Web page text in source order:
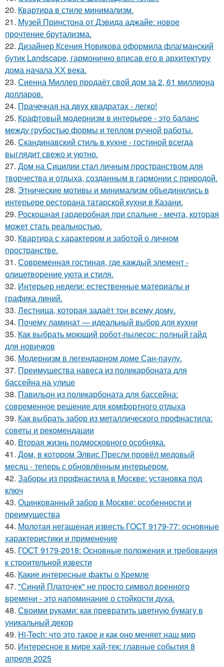
20. Квартира в стиле минимализм.
21. Музей Принстона от Дэвида аджайе: новое
прочтение брутализма.
22. Дизайнер Ксения Новикова оформила флагманский
бутик Landscape, гармонично вписав его в архитектуру
дома начала ХХ века.
23. Сиенна Миллер продаёт свой дом за 2, 61 миллиона
долларов.
24. Прачечная на двух квадратах - легко!
25. Крафтовый модернизм в интерьере - это баланс
между грубостью формы и теплом ручной работы.
26. Скандинавский стиль в кухне - гостиной всегда
выглядит свежо и уютно.
27. Дом на Сицилии стал личным пространством для
творчества и отдыха, созданным в гармонии с природой.
28. Этнические мотивы и минимализм объединились в
интерьере ресторана татарской кухни в Казани.
29. Роскошная гардеробная при спальне - мечта, которая
может стать реальностью.
30. Квартира с характером и заботой о личном
пространстве.
31. Современная гостиная, где каждый элемент -
олицетворение уюта и стиля.
32. Интерьер недели: естественные материалы и
графика линий.
33. Лестница, которая задаёт тон всему дому.
34. Почему ламинат — идеальный выбор для кухни
35. Как выбрать моющий робот-пылесос: полный гайд
для новичков
36. Модернизм в легендарном доме Сан-паулу.
37. Преимущества навеса из поликарбоната для
бассейна на улице
38. Павильон из поликарбоната для бассейна:
современное решение для комфортного отдыха
39. Как выбрать забор из металлического профнастила:
советы и рекомендации
40. Вторая жизнь подмосковного особняка.
41. Дом, в котором Элвис Пресли провёл медовый
месяц - теперь с обновлённым интерьером.
42. Заборы из профнастила в Москве: установка под
ключ
43. Оцинкованный забор в Москве: особенности и
преимущества
44. Молотая негашеная известь ГОСТ 9179-77: основные
характеристики и применение
45. ГОСТ 9179-2018: Основные положения и требования
к строительной извести
46. Какие интересные факты о Кремле
47. "Синий Платочек" не просто символ военного
времени - это напоминание о стойкости духа.
48. Своими руками: как превратить цветную бумагу в
уникальный декор
49. Hi-Tech: что это такое и как оно меняет наш мир
50. Интересное в мире хай-тек: главные события 8
апреля 2025